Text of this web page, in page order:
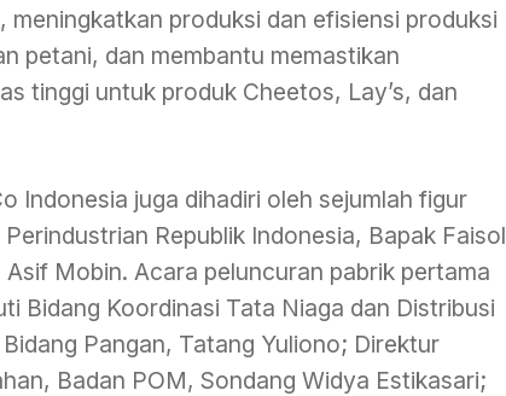
produksi dan efisiensi produksi
petani, dan membantu memastikan
tinggi untuk produk Cheetos, Lay’s, dan
Indonesia juga dihadiri oleh sejumlah figur
Republik Indonesia, Bapak Faisol
Mobin. Acara peluncuran pabrik pertama
Bidang Koordinasi Tata Niaga dan Distribusi
Pangan, Tatang Yuliono; Direktur
Badan POM, Sondang Widya Estikasari;